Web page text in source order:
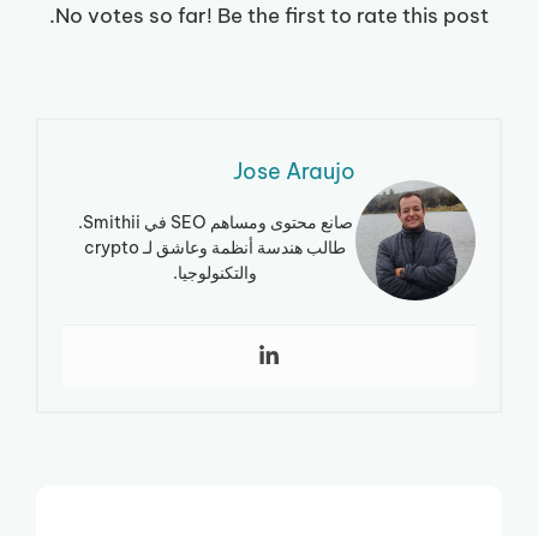
No votes so far! Be the first to rate this post.
Jose Araujo
صانع محتوى ومساهم SEO في Smithii.
طالب هندسة أنظمة وعاشق لـ crypto
والتكنولوجيا.